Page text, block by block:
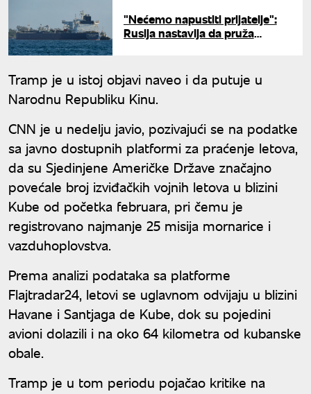
"Nećemo napustiti prijatelje":
Rusija nastavlja da pruža
Tramp je u istoj objavi naveo i da putuje u
Narodnu Republiku Kinu.
CNN je u nedelju javio, pozivajući se na podatke
sa javno dostupnih platformi za praćenje letova,
da su Sjedinjene Američke Države značajno
povećale broj izviđačkih vojnih letova u blizini
Kube od početka februara, pri čemu je
registrovano najmanje 25 misija mornarice i
vazduhoplovstva.
Prema analizi podataka sa platforme
Flajtradar24, letovi se uglavnom odvijaju u blizini
Havane i Santjaga de Kube, dok su pojedini
avioni dolazili i na oko 64 kilometra od kubanske
obale.
Tramp je u tom periodu pojačao kritike na